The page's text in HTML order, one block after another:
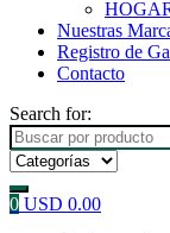
Nuestras
Registro de
Contacto
Search for:
0 USD 0.00